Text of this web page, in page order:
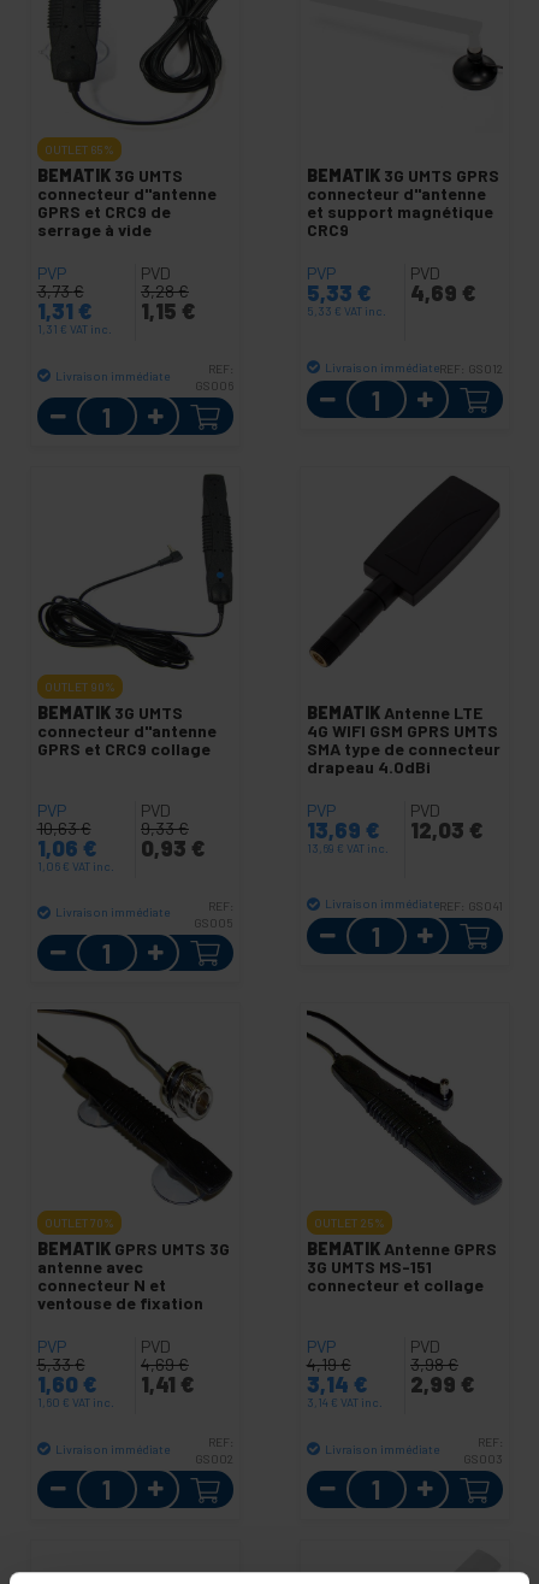
OUTLET 65%
BEMATIK 3G UMTS
connecteur d"antenne
GPRS et CRC9 de
serrage à vide
PVP
3,73€
1,31 €
1,31 € VAT inc.
PVD
3,28€
1,15 €
Livraison immédiate
REF:
GS006
Quantité
BEMATIK 3G UMTS GPRS
connecteur d"antenne
et support magnétique
CRC9
PVP
5,33 €
5,33 € VAT inc.
PVD
4,69 €
Livraison immédiateREF: GS012
Quantité
OUTLET 90%
BEMATIK 3G UMTS
connecteur d"antenne
GPRS et CRC9 collage
PVP
10,63€
1,06 €
1,06 € VAT inc.
PVD
9,33€
0,93 €
Livraison immédiate
REF:
GS005
Quantité
BEMATIK Antenne LTE
4G WIFI GSM GPRS UMTS
SMA type de connecteur
drapeau 4.0dBi
PVP
13,69 €
13,69 € VAT inc.
PVD
12,03 €
Livraison immédiateREF: GS041
Quantité
OUTLET 70%
BEMATIK GPRS UMTS 3G
antenne avec
connecteur N et
ventouse de fixation
PVP
5,33€
1,60 €
1,60 € VAT inc.
PVD
4,69€
1,41 €
Livraison immédiate
REF:
GS002
Quantité
OUTLET 25%
BEMATIK Antenne GPRS
3G UMTS MS-151
connecteur et collage
PVP
4,19€
3,14 €
3,14 € VAT inc.
PVD
3,98€
2,99 €
Livraison immédiate
REF:
GS003
Quantité